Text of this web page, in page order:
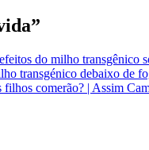
”
do milho transgênico
transgénico debaixo de
filhos comerão? | Assim